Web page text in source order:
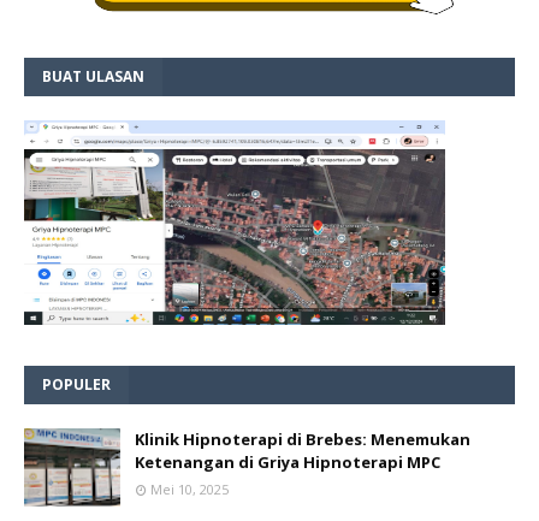
BUAT ULASAN
POPULER
Klinik Hipnoterapi di Brebes: Menemukan
Ketenangan di Griya Hipnoterapi MPC
Mei 10, 2025